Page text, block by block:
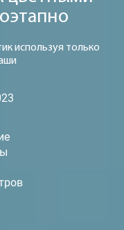
используя только